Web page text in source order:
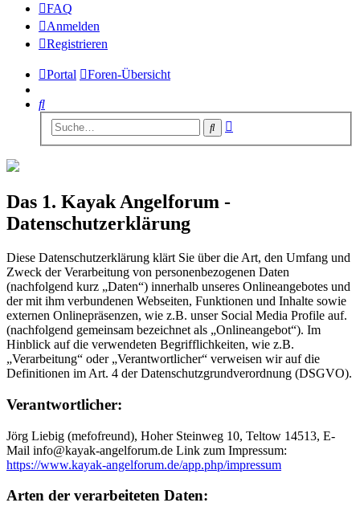
FAQ
Anmelden
Registrieren
Portal Foren-Übersicht
Suche
Suche
Das 1. Kayak Angelforum -
Datenschutzerklärung
Diese Datenschutzerklärung klärt Sie über die Art, den Umfang und
Zweck der Verarbeitung von personenbezogenen Daten
(nachfolgend kurz „Daten“) innerhalb unseres Onlineangebotes und
der mit ihm verbundenen Webseiten, Funktionen und Inhalte sowie
externen Onlinepräsenzen, wie z.B. unser Social Media Profile auf.
(nachfolgend gemeinsam bezeichnet als „Onlineangebot“). Im
Hinblick auf die verwendeten Begrifflichkeiten, wie z.B.
„Verarbeitung“ oder „Verantwortlicher“ verweisen wir auf die
Definitionen im Art. 4 der Datenschutzgrundverordnung (DSGVO).
Verantwortlicher:
Jörg Liebig (mefofreund), Hoher Steinweg 10, Teltow 14513, E-
Mail info@kayak-angelforum.de Link zum Impressum:
https://www.kayak-angelforum.de/app.php/impressum
Arten der verarbeiteten Daten: